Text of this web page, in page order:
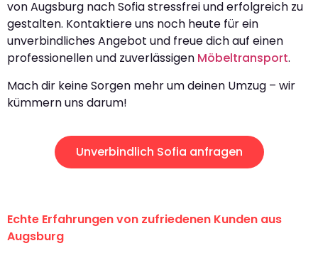
von Augsburg nach Sofia stressfrei und erfolgreich zu
gestalten. Kontaktiere uns noch heute für ein
unverbindliches Angebot und freue dich auf einen
professionellen und zuverlässigen Möbeltransport.
Mach dir keine Sorgen mehr um deinen Umzug – wir
kümmern uns darum!
Unverbindlich Sofia anfragen
Echte Erfahrungen von zufriedenen Kunden aus
Augsburg